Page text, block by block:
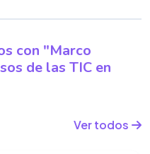
con "Marco
de las TIC en
Ver todos